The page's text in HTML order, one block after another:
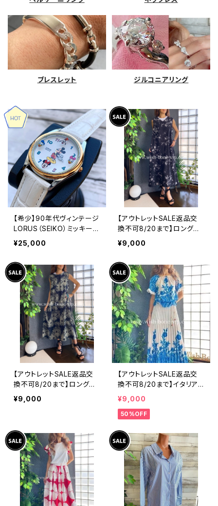
ブレスレット ジルコニアリング
【希少】90年代ヴィンテージ
LORUS（SEIKO）ミッキーマ
ウス 腕時計（RRS260） 1
990年代未使用品 電池交
LOR④
¥25,000
【アウトレットSALE返品交
換不可8/20まで】ロングワ
ンピース・マキシワンピー
ス・サラッと軽やか春夏ワン
¥9,000
【アウトレットSALE返品交
換不可8/20まで】ロングワ
ンピース・マキシワンピー
ス・サラッと軽やか春夏ワン
¥9,000
【アウトレットSALE返品交
換不可8/20まで】イタリア
製ロング・マキシスカート＆
トップス セットアップ /ホワ
イト＆ブルー(S)(M)(L)
¥9,000
50%OFF